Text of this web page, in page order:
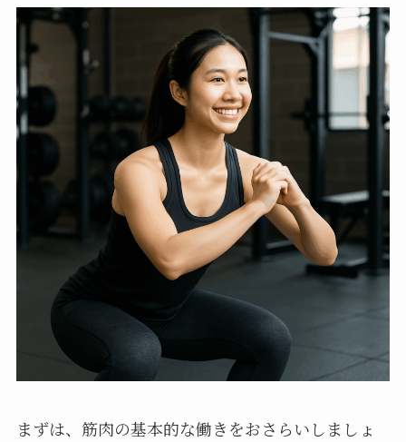
まずは、筋肉の基本的な働きをおさらいしましょ